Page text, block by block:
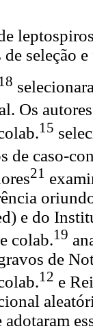
seleção
18
Os
15
de caso-
21
e do
colab.19
de
12 e